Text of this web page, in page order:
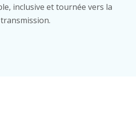
inclusive et tournée vers la
transmission.